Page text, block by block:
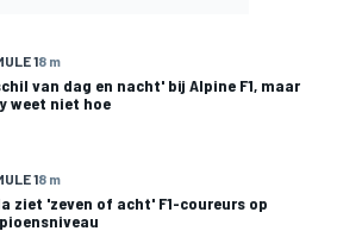
18 m
van dag en nacht' bij Alpine F1, maar
weet niet hoe
18 m
ziet 'zeven of acht' F1-coureurs op